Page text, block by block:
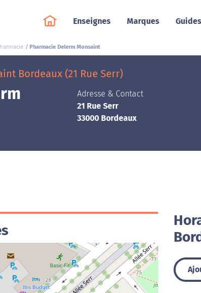
Enseignes Marques
Pharmacie Delerm Monsaint
Bordeaux (21 Rue Serr)
Adresse & Contact
21 Rue Serr
33000 Bordeaux